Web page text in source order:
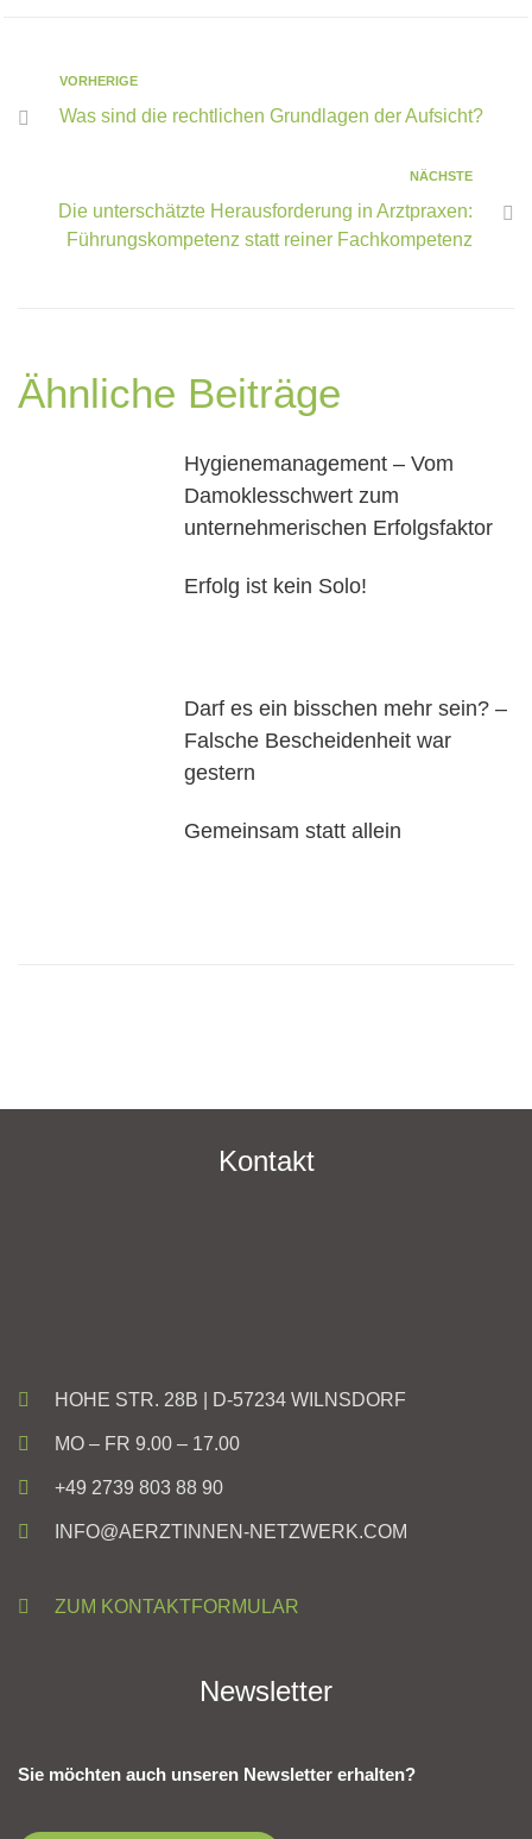
VORHERIGE
Was sind die rechtlichen Grundlagen der Aufsicht?
NÄCHSTE
Die unterschätzte Herausforderung in Arztpraxen:
Führungskompetenz statt reiner Fachkompetenz
Ähnliche Beiträge
Hygienemanagement – Vom
Damoklesschwert zum
unternehmerischen Erfolgsfaktor
Erfolg ist kein Solo!
Darf es ein bisschen mehr sein? –
Falsche Bescheidenheit war
gestern
Gemeinsam statt allein
Kontakt
HOHE STR. 28B | D-57234 WILNSDORF
MO – FR 9.00 – 17.00
+49 2739 803 88 90
INFO@AERZTINNEN-NETZWERK.COM
ZUM KONTAKTFORMULAR
Newsletter
Sie möchten auch unseren Newsletter erhalten?